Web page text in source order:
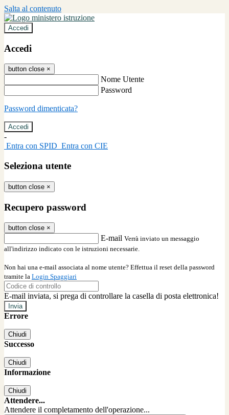
Salta al contenuto
Accedi
Accedi
button close ×
Nome Utente
Password
Password dimenticata?
-
Entra con SPID Entra con CIE
Seleziona utente
button close ×
Recupero password
button close ×
E-mail Verrà inviato un messaggio
all'indirizzo indicato con le istruzioni necessarie.
Non hai una e-mail associata al nome utente? Effettua il reset della password
tramite la Login Spaggiari
E-mail inviata, si prega di controllare la casella di posta elettronica!
Errore
Chiudi
Successo
Chiudi
Informazione
Chiudi
Attendere...
Attendere il completamento dell'operazione...